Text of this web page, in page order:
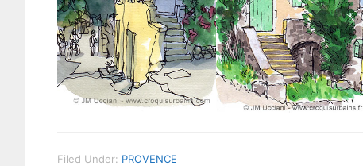
Filed Under: PROVENCE